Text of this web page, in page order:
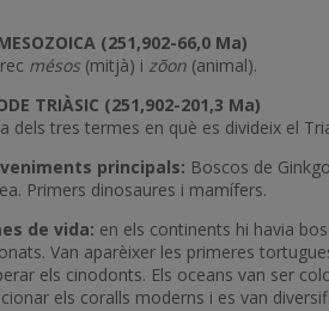
(251,902-66,0 Ma)
mésos (mitjà) i zõon (animal).
TRIÀSIC (251,902-201,3 Ma)
dels tres termes en què es divideix el
principals: Boscos de
Primers dinosaures i mamífers.
de vida: en els continents hi havia
Van aparèixer les primeres
els cinodonts. Els oceans van ser
els coralls moderns i es van